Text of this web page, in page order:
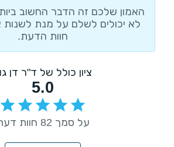
האמון שלכם זה הדבר החשוב
לא יכולים לשלם על מנת לשנות
חוות הדעת.
ציון כולל של ד"ר דן
5.0
על סמך 82 חוות דעת